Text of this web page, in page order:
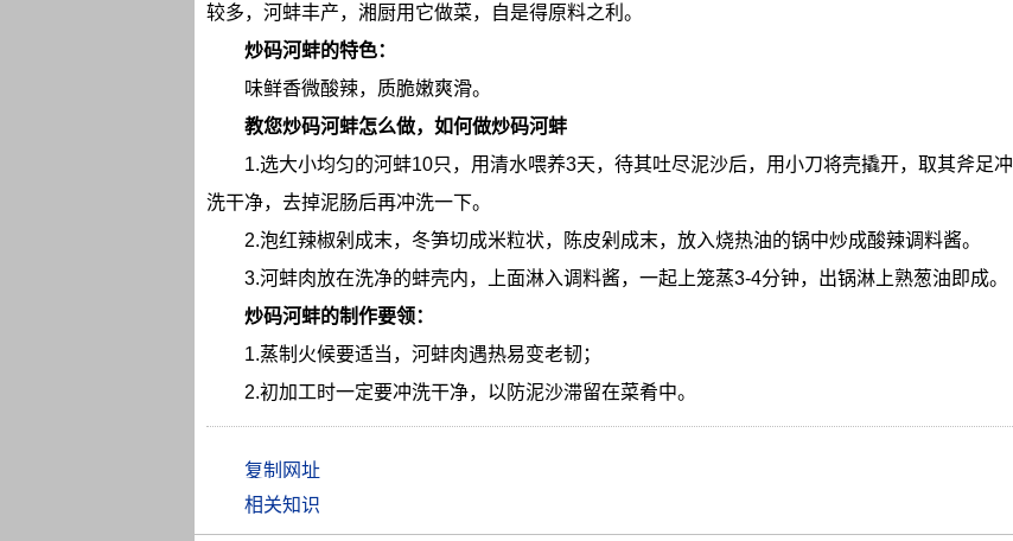
较多，河蚌丰产，湘厨用它做菜，自是得原料之利。
炒码河蚌的特色：
味鲜香微酸辣，质脆嫩爽滑。
教您炒码河蚌怎么做，如何做炒码河蚌
1.选大小均匀的河蚌10只，用清水喂养3天，待其吐尽泥沙后，用小刀将壳撬开，取其斧足冲
洗干净，去掉泥肠后再冲洗一下。
2.泡红辣椒剁成末，冬笋切成米粒状，陈皮剁成末，放入烧热油的锅中炒成酸辣调料酱。
3.河蚌肉放在洗净的蚌壳内，上面淋入调料酱，一起上笼蒸3-4分钟，出锅淋上熟葱油即成。
炒码河蚌的制作要领：
1.蒸制火候要适当，河蚌肉遇热易变老韧；
2.初加工时一定要冲洗干净，以防泥沙滞留在菜肴中。
相关知识